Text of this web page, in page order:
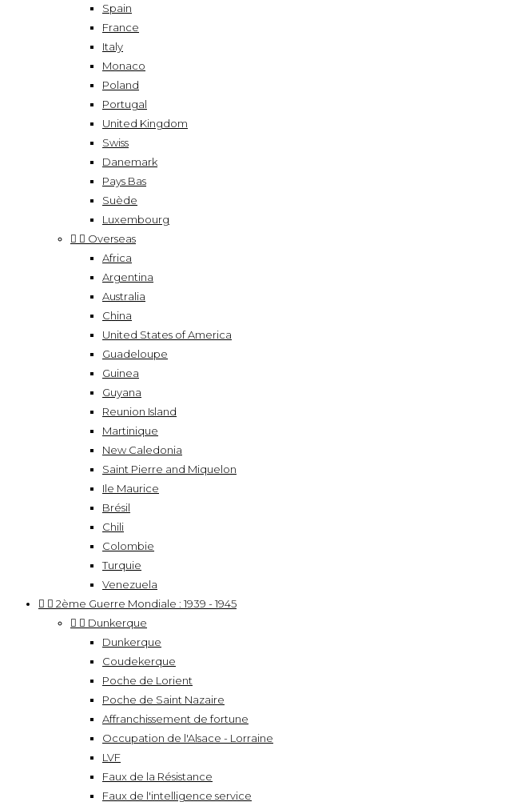
Spain
France
Italy
Monaco
Poland
Portugal
United Kingdom
Swiss
Danemark
Pays Bas
Suède
Luxembourg
  Overseas
Africa
Argentina
Australia
China
United States of America
Guadeloupe
Guinea
Guyana
Reunion Island
Martinique
New Caledonia
Saint Pierre and Miquelon
Ile Maurice
Brésil
Chili
Colombie
Turquie
Venezuela
  2ème Guerre Mondiale : 1939 - 1945
  Dunkerque
Dunkerque
Coudekerque
Poche de Lorient
Poche de Saint Nazaire
Affranchissement de fortune
Occupation de l'Alsace - Lorraine
LVF
Faux de la Résistance
Faux de l'intelligence service